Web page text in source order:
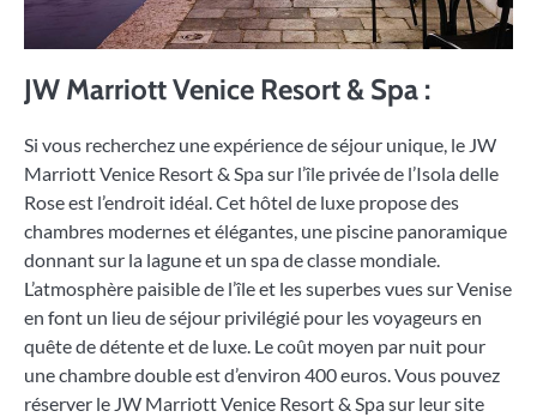
JW Marriott Venice Resort & Spa :
Si vous recherchez une expérience de séjour unique, le JW
Marriott Venice Resort & Spa sur l’île privée de l’Isola delle
Rose est l’endroit idéal. Cet hôtel de luxe propose des
chambres modernes et élégantes, une piscine panoramique
donnant sur la lagune et un spa de classe mondiale.
L’atmosphère paisible de l’île et les superbes vues sur Venise
en font un lieu de séjour privilégié pour les voyageurs en
quête de détente et de luxe. Le coût moyen par nuit pour
une chambre double est d’environ 400 euros. Vous pouvez
réserver le JW Marriott Venice Resort & Spa sur leur site